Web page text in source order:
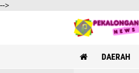
-->
DAERAH